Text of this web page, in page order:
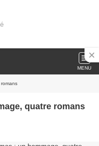
MENU
quatre romans